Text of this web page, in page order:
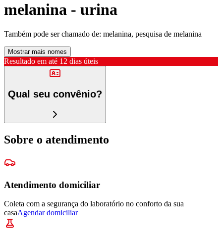
melanina - urina
Também pode ser chamado de: melanina, pesquisa de melanina
Mostrar mais nomes
Resultado em até 12 dias úteis
Qual seu convênio?
Sobre o atendimento
Atendimento domiciliar
Coleta com a segurança do laboratório no conforto da sua
casaAgendar domiciliar